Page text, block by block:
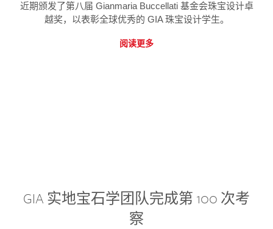
近期颁发了第八届 Gianmaria Buccellati 基金会珠宝设计卓
越奖，以表彰全球优秀的 GIA 珠宝设计学生。
阅读更多
GIA 实地宝石学团队完成第 100 次考
察